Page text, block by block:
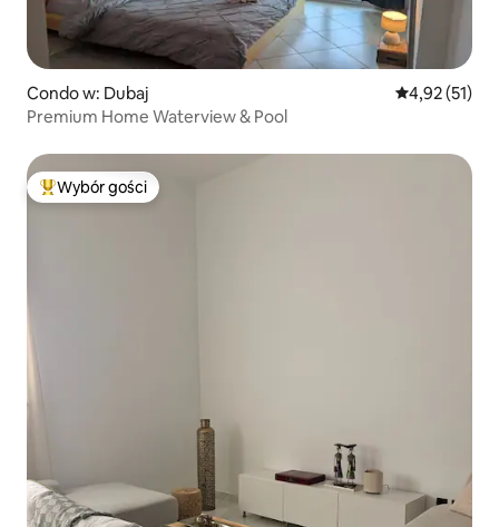
Condo w: Dubaj Średnia
4,92 (51)
Premium Home Waterview & Pool
Najpopularniejsze z kategorii Wybór gości
Wybór gości